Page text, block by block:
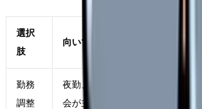
選択
肢
向いているケース
勤務
調整
夜勤、残業、受け持ち、委員
会が主因